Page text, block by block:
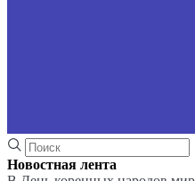
Новостная лента